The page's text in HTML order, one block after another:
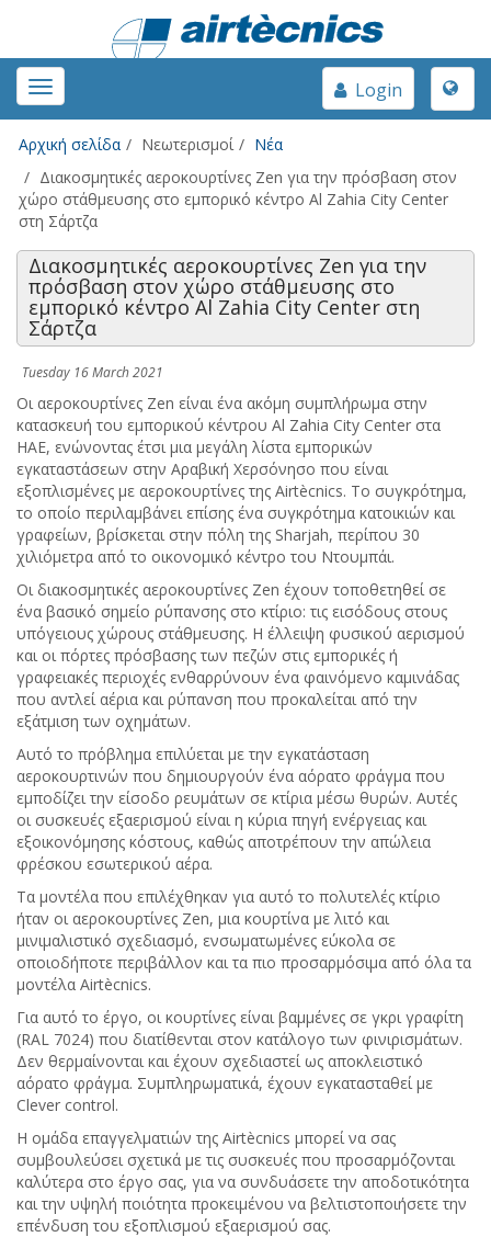
Toggle
navigation
Toggle
Login
Αρχική σελίδα Νεωτερισμοί
Νέα
Διακοσμητικές αεροκουρτίνες Zen για την πρόσβαση στον
χώρο στάθμευσης στο εμπορικό κέντρο Al Zahia City Center
στη Σάρτζα
Διακοσμητικές αεροκουρτίνες Zen για την
πρόσβαση στον χώρο στάθμευσης στο
εμπορικό κέντρο Al Zahia City Center στη
Σάρτζα
Tuesday 16 March 2021
Οι αεροκουρτίνες Zen είναι ένα ακόμη συμπλήρωμα στην
κατασκευή του εμπορικού κέντρου Al Zahia City Center στα
ΗΑΕ, ενώνοντας έτσι μια μεγάλη λίστα εμπορικών
εγκαταστάσεων στην Αραβική Χερσόνησο που είναι
εξοπλισμένες με αεροκουρτίνες της Airtècnics. Το συγκρότημα,
το οποίο περιλαμβάνει επίσης ένα συγκρότημα κατοικιών και
γραφείων, βρίσκεται στην πόλη της Sharjah, περίπου 30
χιλιόμετρα από το οικονομικό κέντρο του Ντουμπάι.
Οι διακοσμητικές αεροκουρτίνες Zen έχουν τοποθετηθεί σε
ένα βασικό σημείο ρύπανσης στο κτίριο: τις εισόδους στους
υπόγειους χώρους στάθμευσης. Η έλλειψη φυσικού αερισμού
και οι πόρτες πρόσβασης των πεζών στις εμπορικές ή
γραφειακές περιοχές ενθαρρύνουν ένα φαινόμενο καμινάδας
που αντλεί αέρια και ρύπανση που προκαλείται από την
εξάτμιση των οχημάτων.
Αυτό το πρόβλημα επιλύεται με την εγκατάσταση
αεροκουρτινών που δημιουργούν ένα αόρατο φράγμα που
εμποδίζει την είσοδο ρευμάτων σε κτίρια μέσω θυρών. Αυτές
οι συσκευές εξαερισμού είναι η κύρια πηγή ενέργειας και
εξοικονόμησης κόστους, καθώς αποτρέπουν την απώλεια
φρέσκου εσωτερικού αέρα.
Τα μοντέλα που επιλέχθηκαν για αυτό το πολυτελές κτίριο
ήταν οι αεροκουρτίνες Zen, μια κουρτίνα με λιτό και
μινιμαλιστικό σχεδιασμό, ενσωματωμένες εύκολα σε
οποιοδήποτε περιβάλλον και τα πιο προσαρμόσιμα από όλα τα
μοντέλα Airtècnics.
Για αυτό το έργο, οι κουρτίνες είναι βαμμένες σε γκρι γραφίτη
(RAL 7024) που διατίθενται στον κατάλογο των φινιρισμάτων.
Δεν θερμαίνονται και έχουν σχεδιαστεί ως αποκλειστικό
αόρατο φράγμα. Συμπληρωματικά, έχουν εγκατασταθεί με
Clever control.
Η ομάδα επαγγελματιών της Airtècnics μπορεί να σας
συμβουλεύσει σχετικά με τις συσκευές που προσαρμόζονται
καλύτερα στο έργο σας, για να συνδυάσετε την αποδοτικότητα
και την υψηλή ποιότητα προκειμένου να βελτιστοποιήσετε την
επένδυση του εξοπλισμού εξαερισμού σας.